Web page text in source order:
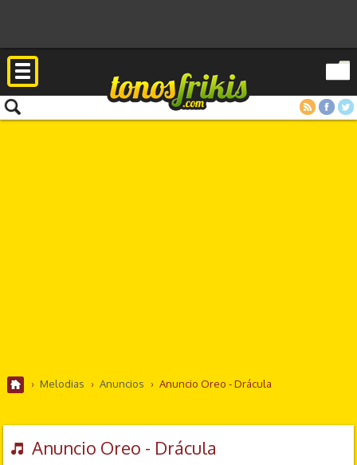
RSS FacebookTwitter
› Melodias › Anuncios › Anuncio Oreo - Drácula
Anuncio Oreo - Drácula